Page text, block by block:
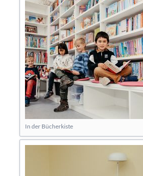
In der Bücherkiste